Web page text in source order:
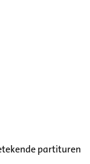
partituren